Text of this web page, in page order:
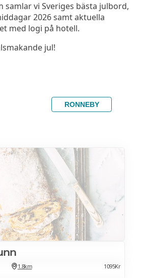
samlar vi Sveriges bästa julbord,
2026 samt aktuella
med logi på hotell.
jul!
RONNEBY
1.8km 1095Kr